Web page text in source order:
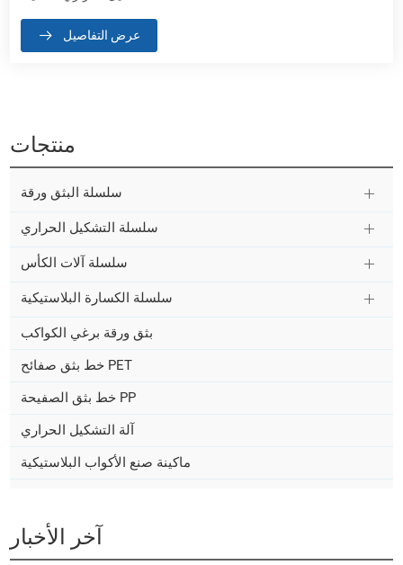
عرض التفاصيل
منتجات
سلسلة البثق ورقة
سلسلة التشكيل الحراري
سلسلة آلات الكأس
سلسلة الكسارة البلاستيكية
بثق ورقة برغي الكواكب
خط بثق صفائح PET
خط بثق الصفيحة PP
آلة التشكيل الحراري
ماكينة صنع الأكواب البلاستيكية
آخر الأخبار